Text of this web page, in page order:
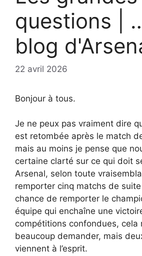
questions |
blog
22 avril 2026
Bonjour à tous.
Je ne peux pas vraiment dire
est retombée après le match
mais au moins je pense que
certaine clarté sur ce qui doit
Arsenal, selon toute
remporter cinq matchs de
chance de remporter le
équipe qui enchaîne une
compétitions confondues, cela
beaucoup demander, mais
viennent à l’esprit.